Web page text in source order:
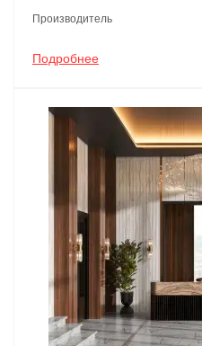
Производитель
Подробнее